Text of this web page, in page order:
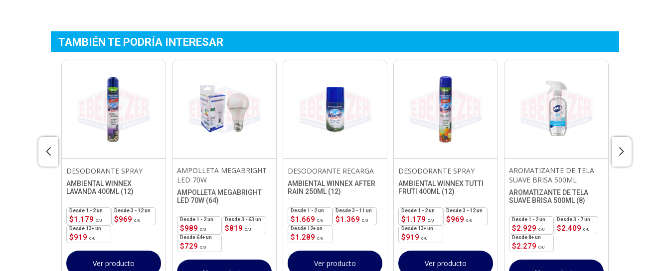
TAMBIÉN TE PODRÍA INTERESAR
DESODORANTE SPRAY
AMBIENTAL WINNEX
LAVANDA 400ML (12)
$1.179
1 - 2un
$969
3 - 12 un
$919
13+ un
Ver producto
AMPOLLETA MEGABRIGHT
LED 70W
AMPOLLETA MEGABRIGHT
LED 70W (64)
$989
1 - 2un
$819
3 - 63 un
$729
64+ un
DESODORANTE RECARGA
AMBIENTAL WINNEX AFTER
RAIN 250ML (12)
$1.669
1 - 2un
$1.369
3 - 11 un
$1.289
12+ un
Ver producto
DESODORANTE SPRAY
AMBIENTAL WINNEX TUTTI
FRUTI 400ML (12)
$1.179
1 - 2un
$969
3 - 12 un
$919
13+ un
Ver producto
AROMATIZANTE DE TELA
SUAVE BRISA 500ML
AROMATIZANTE DE TELA
SUAVE BRISA 500ML (8)
$2.929
1 - 2un
$2.409
3 - 7 un
$2.279
8+ un